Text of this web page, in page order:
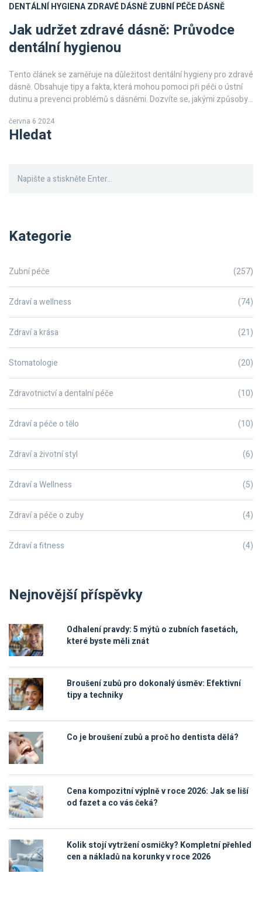
DENTÁLNÍ HYGIENAZDRAVÉ DÁSNĚZUBNÍ PÉČEDÁSNĚ
Jak udržet zdravé dásně: Průvodce
dentální hygienou
Tento článek se zaměřuje na důležitost dentální hygieny pro zdravé
dásně. Obsahuje tipy a fakta, která mohou pomoci při péči o ústní
dutinu a prevenci problémů s dásněmi. Dozvíte se, jakými způsoby
června 6 2024
Hledat
Kategorie
Zubní péče (257)
Zdraví a wellness (74)
Zdraví a krása (21)
Stomatologie (20)
Zdravotnictví a dentalní péče (10)
Zdraví a péče o tělo (10)
Zdraví a životní styl (6)
Zdraví a Wellness (5)
Zdraví a péče o zuby (4)
Zdraví a fitness (4)
Nejnovější příspěvky
Odhalení pravdy: 5 mýtů o zubních fasetách,
které byste měli znát
Broušení zubů pro dokonalý úsměv: Efektivní
tipy a techniky
Co je broušení zubů a proč ho dentista dělá?
Cena kompozitní výplně v roce 2026: Jak se liší
od fazet a co vás čeká?
Kolik stojí vytržení osmičky? Kompletní přehled
cen a nákladů na korunky v roce 2026